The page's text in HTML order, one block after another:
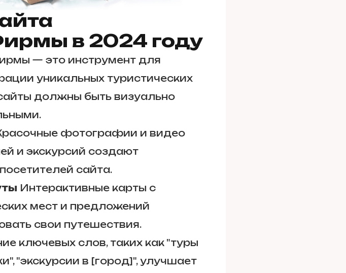
в 2024 году
— это инструмент для
уникальных туристических
должны быть визуально
фотографии и видео
и экскурсий создают
сайта.
Интерактивные карты с
мест и предложений
свои путешествия.
ключевых слов, таких как "туры
"экскурсии в [город]", улучшает